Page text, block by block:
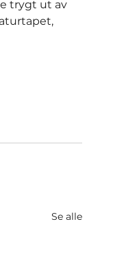
trygt ut av
Se alle